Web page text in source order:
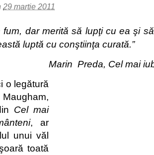
29 martie 2011
fum, dar merită să lupţi cu ea şi
luptă cu conştiinţa curată.”
Marin Preda, Cel mai
o legătură
Cel mai
, ar
unui văl
toată